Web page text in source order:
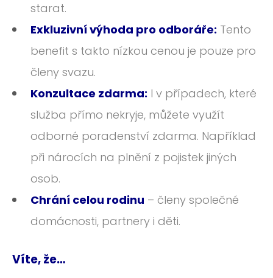
starat.
Exkluzivní výhoda pro odboráře: Tento
benefit s takto nízkou cenou je pouze pro
členy svazu.
Konzultace zdarma: I v případech, které
služba přímo nekryje, můžete využít
odborné poradenství zdarma. Například
při nárocích na plnění z pojistek jiných
osob.
Chrání celou rodinu – členy společné
domácnosti, partnery i děti.
Víte, že…